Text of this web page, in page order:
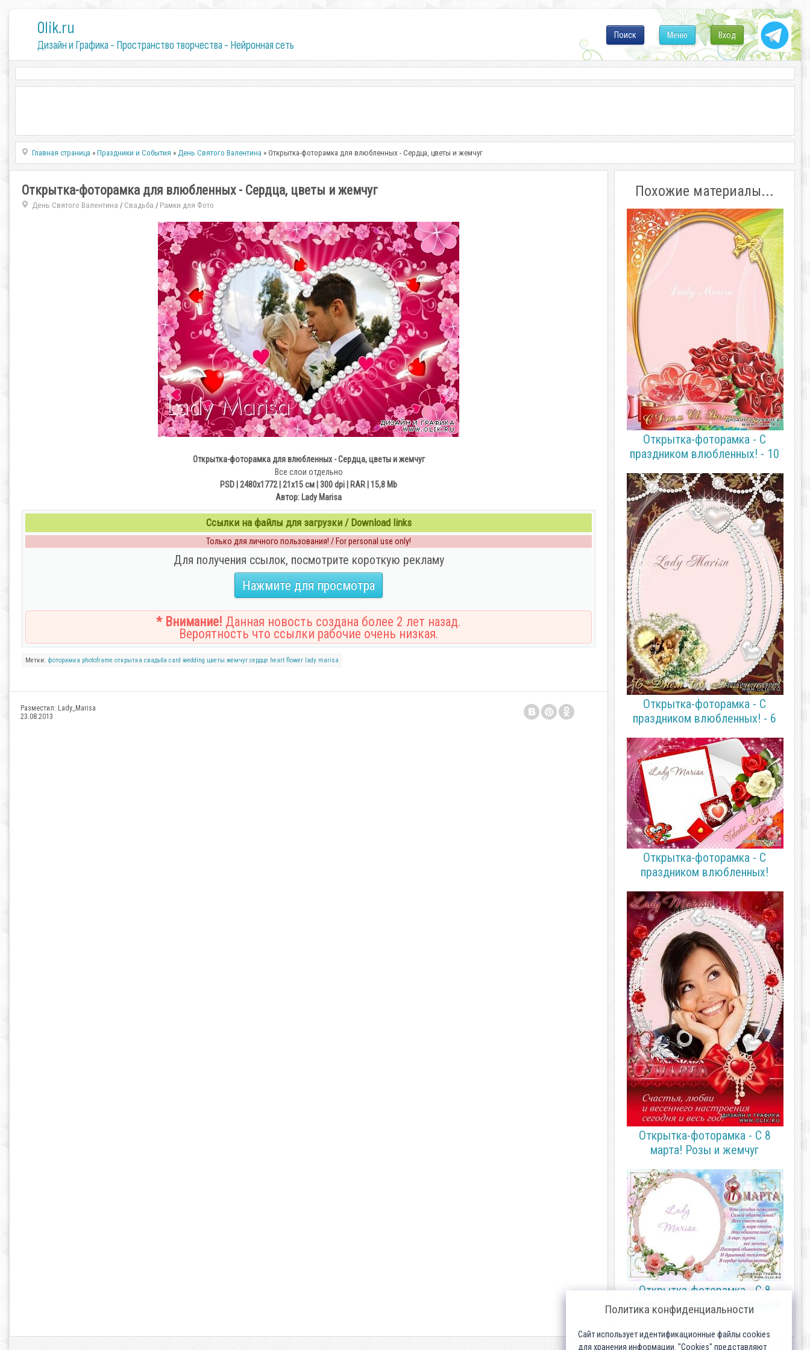
0lik.ru
Дизайн и Графика - Пространство творчества - Нейронная сеть
Вход
Меню
Поиск
Главная страница »Праздники и События »День Святого Валентина » Открытка-фоторамка для влюбленных - Сердца, цветы и жемчуг
Открытка-фоторамка для влюбленных - Сердца, цветы и жемчуг
День Святого Валентина / Свадьба / Рамки для Фото
Открытка-фоторамка для влюбленных - Сердца, цветы и жемчуг
Все слои отдельно
PSD | 2480х1772 | 21х15 см | 300 dpi | RAR | 15,8 Mb
Автор: Lady Marisa
Ссылки на файлы для загрузки / Download links
Только для личного пользования! / For personal use only!
Для получения ссылок, посмотрите короткую рекламу
Нажмите для просмотра
* Внимание! Данная новость создана более 2 лет назад.
Вероятность что ссылки рабочие очень низкая.
Метки: фоторамка photoframe открытка свадьба card wedding цветы жемчуг сердце heart flower lady marisa
Разместил: Lady_Marisa
23.08.2013
Похожие материалы...
Открытка-фоторамка - С
праздником влюбленных! - 10
Открытка-фоторамка - С
праздником влюбленных! - 6
Открытка-фоторамка - С
праздником влюбленных!
Открытка-фоторамка - С 8
марта! Розы и жемчуг
Открытка-фоторамка - С 8
марта! Для самой обаятельной
Политика конфиденциальности
Сайт использует идентификационные файлы cookies
для хранения информации. "Cookies" представляют